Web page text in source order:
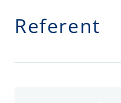
Referent